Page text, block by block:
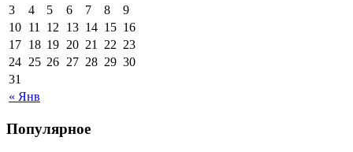
« Янв
3
4 5 6 7 8
9
10 11 12 13 14 15 16
17 18 19 20 21 22 23
24 25 26 27 28 29 30
31
Популярное